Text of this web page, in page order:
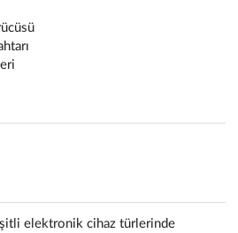
elektronik cihaz türlerinde